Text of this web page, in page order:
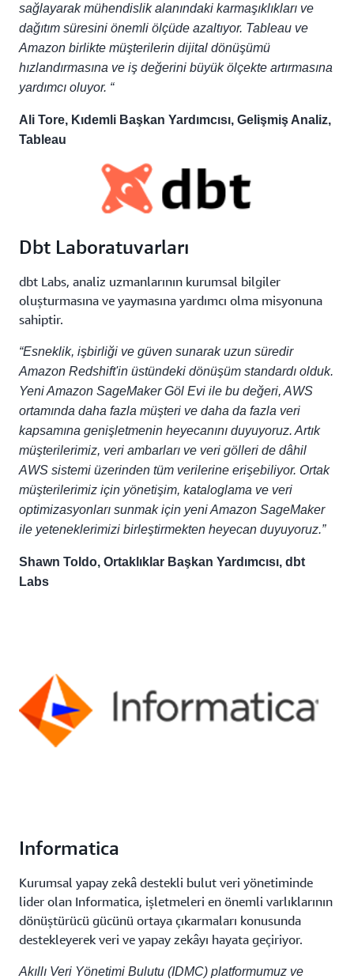
sağlayarak mühendislik alanındaki karmaşıklıkları ve
dağıtım süresini önemli ölçüde azaltıyor. Tableau ve
Amazon birlikte müşterilerin dijital dönüşümü
hızlandırmasına ve iş değerini büyük ölçekte artırmasına
yardımcı oluyor. “
Ali Tore, Kıdemli Başkan Yardımcısı, Gelişmiş Analiz,
Tableau
Dbt Laboratuvarları
dbt Labs, analiz uzmanlarının kurumsal bilgiler
oluşturmasına ve yaymasına yardımcı olma misyonuna
sahiptir.
“Esneklik, işbirliği ve güven sunarak uzun süredir
Amazon Redshift'in üstündeki dönüşüm standardı olduk.
Yeni Amazon SageMaker Göl Evi ile bu değeri, AWS
ortamında daha fazla müşteri ve daha da fazla veri
kapsamına genişletmenin heyecanını duyuyoruz. Artık
müşterilerimiz, veri ambarları ve veri gölleri de dâhil
AWS sistemi üzerinden tüm verilerine erişebiliyor. Ortak
müşterilerimiz için yönetişim, kataloglama ve veri
optimizasyonları sunmak için yeni Amazon SageMaker
ile yeteneklerimizi birleştirmekten heyecan duyuyoruz.”
Shawn Toldo, Ortaklıklar Başkan Yardımcısı, dbt
Labs
Informatica
Kurumsal yapay zekâ destekli bulut veri yönetiminde
lider olan Informatica, işletmeleri en önemli varlıklarının
dönüştürücü gücünü ortaya çıkarmaları konusunda
destekleyerek veri ve yapay zekâyı hayata geçiriyor.
Akıllı Veri Yönetimi Bulutu (IDMC) platformumuz ve